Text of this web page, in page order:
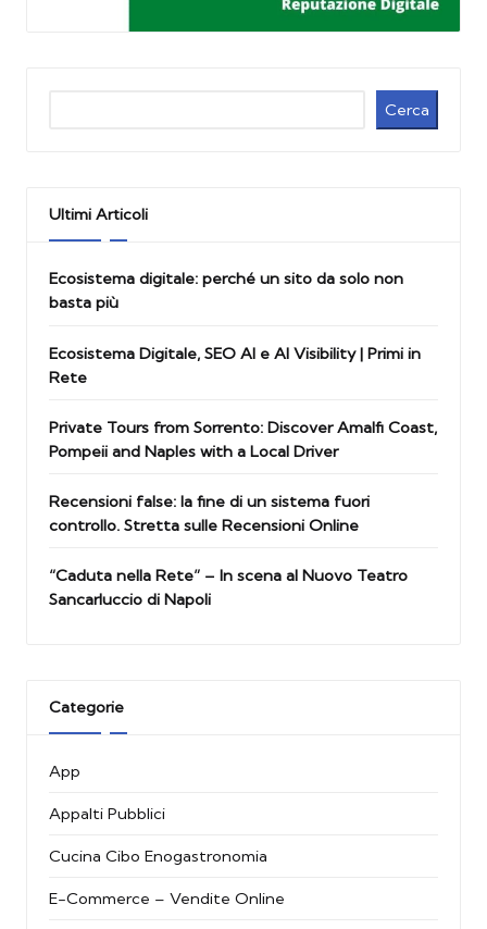
Cerca
Ultimi Articoli
Ecosistema digitale: perché un sito da solo non
basta più
Ecosistema Digitale, SEO AI e AI Visibility | Primi in
Rete
Private Tours from Sorrento: Discover Amalfi Coast,
Pompeii and Naples with a Local Driver
Recensioni false: la fine di un sistema fuori
controllo. Stretta sulle Recensioni Online
“Caduta nella Rete” – In scena al Nuovo Teatro
Sancarluccio di Napoli
Categorie
App
Appalti Pubblici
Cucina Cibo Enogastronomia
E-Commerce – Vendite Online